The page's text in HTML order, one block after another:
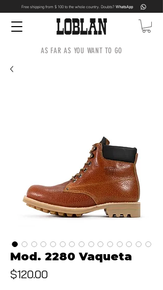
Free shipping from $ 100 to the whole country. Doubts? WhatsApp
AS FAR AS YOU WANT TO GO
Mod. 2280 Vaqueta
$120.00